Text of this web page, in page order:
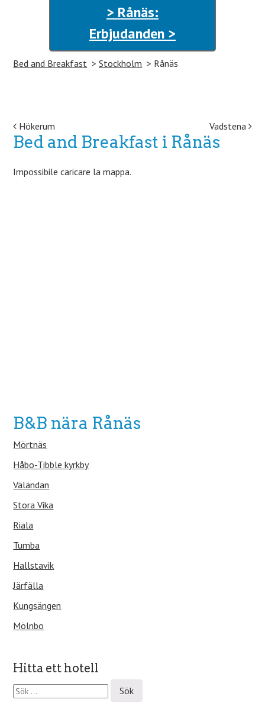
> Rånäs:
Erbjudanden >
Bed and Breakfast Stockholm Rånäs
Post navigation
Hökerum Vadstena
Bed and Breakfast i Rånäs
Impossibile caricare la mappa.
B&B nära Rånäs
Mörtnäs
Håbo-Tibble kyrkby
Väländan
Stora Vika
Riala
Tumba
Hallstavik
Järfälla
Kungsängen
Mölnbo
Hitta ett hotell
S
ö